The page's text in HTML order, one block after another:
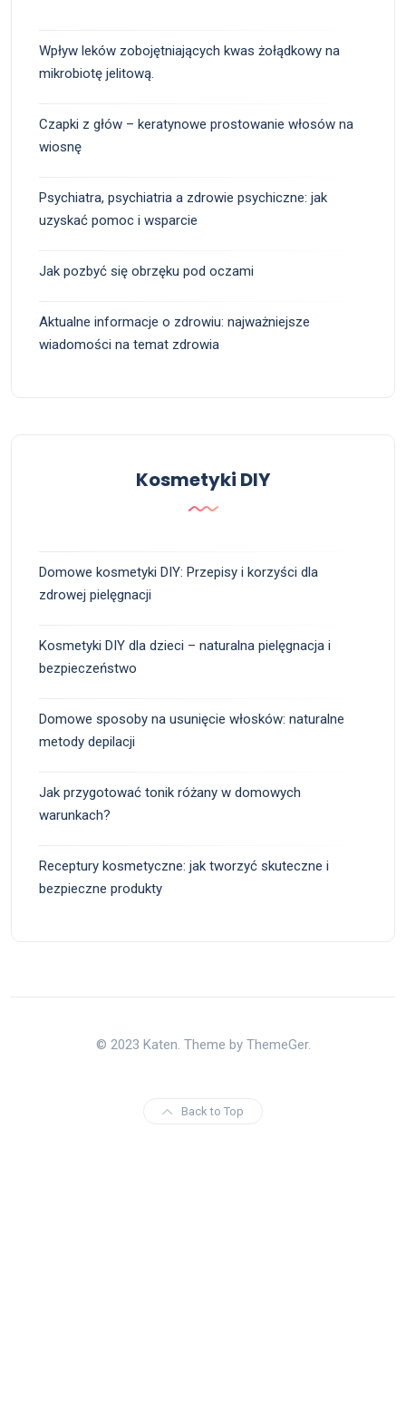
Wpływ leków zobojętniających kwas żołądkowy na
mikrobiotę jelitową.
Czapki z głów – keratynowe prostowanie włosów na
wiosnę
Psychiatra, psychiatria a zdrowie psychiczne: jak
uzyskać pomoc i wsparcie
Jak pozbyć się obrzęku pod oczami
Aktualne informacje o zdrowiu: najważniejsze
wiadomości na temat zdrowia
Kosmetyki DIY
Domowe kosmetyki DIY: Przepisy i korzyści dla
zdrowej pielęgnacji
Kosmetyki DIY dla dzieci – naturalna pielęgnacja i
bezpieczeństwo
Domowe sposoby na usunięcie włosków: naturalne
metody depilacji
Jak przygotować tonik różany w domowych
warunkach?
Receptury kosmetyczne: jak tworzyć skuteczne i
bezpieczne produkty
© 2023 Katen. Theme by ThemeGer.
Back to Top